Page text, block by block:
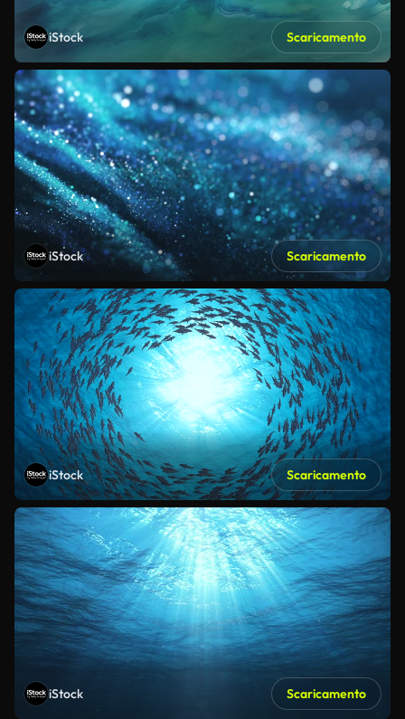
iStock Scaricamento
iStock Scaricamento
iStock Scaricamento
iStock Scaricamento